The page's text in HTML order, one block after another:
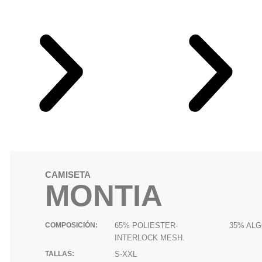
CAMISETA
MONTIA
COMPOSICIÓN:
65% POLIESTER- 35%
INTERLOCK MESH.
TALLAS: S-XXL